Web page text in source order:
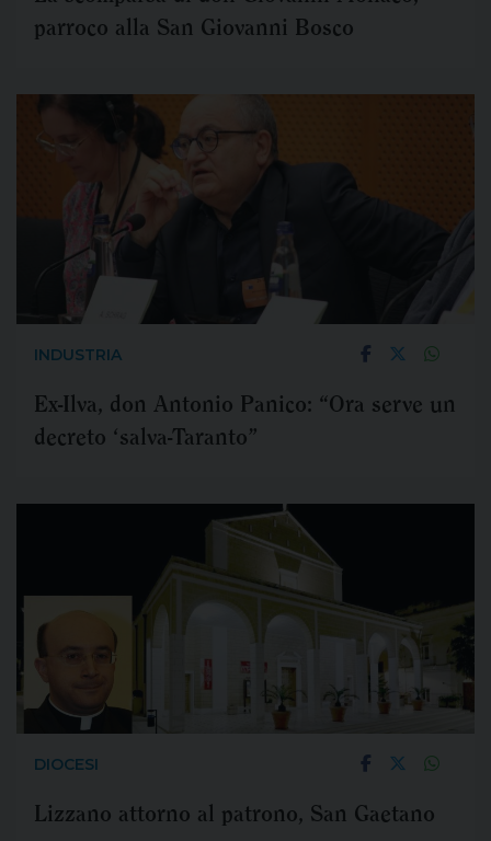
parroco alla San Giovanni Bosco
INDUSTRIA
Ex-Ilva, don Antonio Panico: “Ora serve un
decreto ‘salva-Taranto”
DIOCESI
Lizzano attorno al patrono, San Gaetano